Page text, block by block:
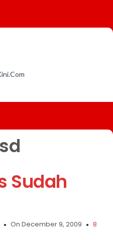
Sudah
On December 9, 2009
8